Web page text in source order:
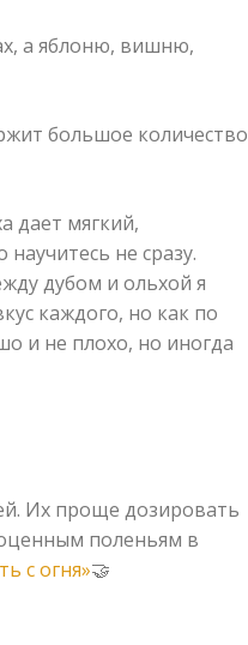
а яблоню, вишню,
большое количество
дает мягкий,
не сразу.
дубом и ольхой я
каждого, но как по
и не плохо, но иногда
Их проще дозировать
поленьям в
с огня»🤝